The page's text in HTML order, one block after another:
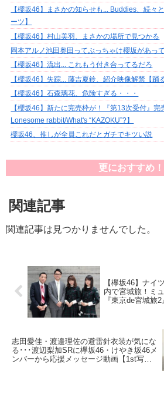
【櫻坂46】まさかの知らせも... Buddies、続々
ーツ】
【櫻坂46】村山美羽、まさかの場所で見つかる
岡本アルノ池田奥田ってぶっちゃけ櫻坂があっ
【櫻坂46】流出... これもう付き合ってるだろ
【櫻坂46】失踪... 藤吉夏鈴、紹介映像解禁【踊
【櫻坂46】石森璃花、危険すぎる・・・
【櫻坂46】新たに完売枠が！『第13次受付』
Lonesome rabbit/What's “KAZOKU”?】
櫻坂46、推しが全員これだとガチでキツい説
更におすすめ！
関連記事
関連記事は見つかりませんでした。
【欅坂46】ナイ
内で宮城旅！ミ
『東京de宮城旅
志田愛佳・渡邉理佐の避雷針衣装が気にな
る･･･渡辺梨加SRに欅坂46・けやき坂46メ
ンバーから応援メッセージ動画【1st写真